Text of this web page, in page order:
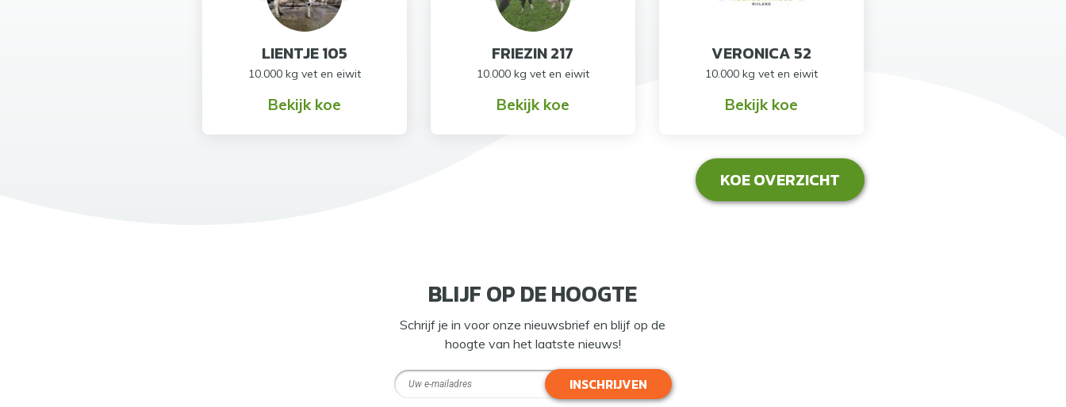
LIENTJE 105
10.000 kg vet en eiwit
Bekijk koe
FRIEZIN 217
10.000 kg vet en eiwit
Bekijk koe
VERONICA 52
10.000 kg vet en eiwit
Bekijk koe
KOE OVERZICHT
BLIJF OP DE HOOGTE
Schrijf je in voor onze nieuwsbrief en blijf op de
hoogte van het laatste nieuws!
INSCHRIJVEN